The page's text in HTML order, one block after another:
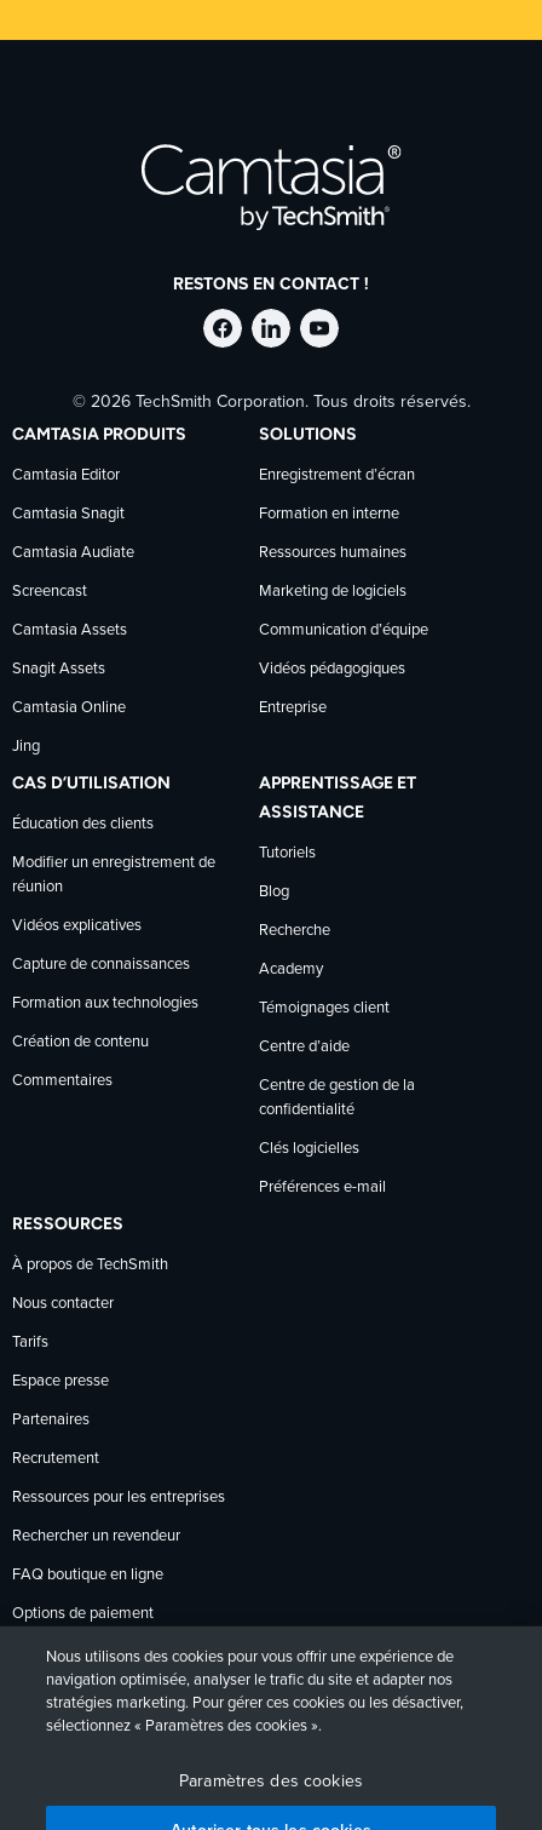
RESTONS EN CONTACT !
Suivre
TechSmith
sur
Facebook
Suivre
TechSmith
sur
LinkedIn
Suivre
TechSmith
sur
YouTube
© 2026 TechSmith Corporation. Tous droits réservés.
CAMTASIA PRODUITS
Camtasia Editor
Camtasia Snagit
Camtasia Audiate
Screencast
Camtasia Assets
Snagit Assets
Camtasia Online
Jing
SOLUTIONS
Enregistrement d’écran
Formation en interne
Ressources humaines
Marketing de logiciels
Communication d’équipe
Vidéos pédagogiques
Entreprise
CAS D’UTILISATION
Éducation des clients
Modifier un enregistrement de
réunion
Vidéos explicatives
Capture de connaissances
Formation aux technologies
Création de contenu
Commentaires
APPRENTISSAGE ET
ASSISTANCE
Tutoriels
Blog
Recherche
Academy
Témoignages client
Centre d’aide
Centre de gestion de la
confidentialité
Clés logicielles
Préférences e-mail
RESSOURCES
À propos de TechSmith
Nous contacter
Tarifs
Espace presse
Partenaires
Recrutement
Ressources pour les entreprises
Rechercher un revendeur
FAQ boutique en ligne
Options de paiement
Politique de retour
DeutschFrançais Español日本語
Nous utilisons des cookies pour vous offrir une expérience de
navigation optimisée, analyser le trafic du site et adapter nos
stratégies marketing. Pour gérer ces cookies ou les désactiver,
sélectionnez « Paramètres des cookies ».
Paramètres des cookies